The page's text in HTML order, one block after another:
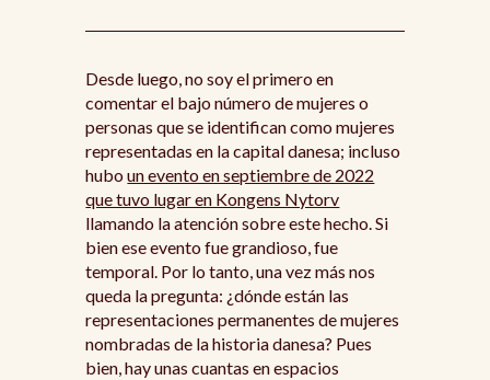
Desde luego, no soy el primero en
comentar el bajo número de mujeres o
personas que se identifican como mujeres
representadas en la capital danesa; incluso
huboun evento en septiembre de 2022
que tuvo lugar en Kongens Nytorv
llamando la atención sobre este hecho. Si
bien ese evento fue grandioso, fue
temporal. Por lo tanto, una vez más nos
queda la pregunta: ¿dónde están las
representaciones permanentes de mujeres
nombradas de la historia danesa? Pues
bien, hay unas cuantas en espacios